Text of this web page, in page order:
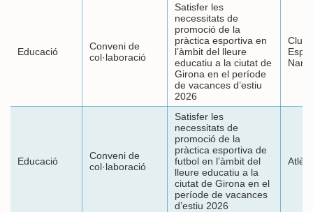
Educació
Conveni de
col·laboració
Satisfer les
necessitats de
promoció de la
pràctica esportiva en
l’àmbit del lleure
educatiu a la ciutat de
Girona en el període
de vacances d’estiu
2026
Club
Educació
Conveni de
col·laboració
Satisfer les
necessitats de
promoció de la
pràctica esportiva de
futbol en l’àmbit del
lleure educatiu a la
ciutat de Girona en el
període de vacances
d’estiu 2026